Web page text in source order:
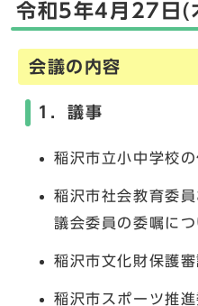
令和5年4月27日(
会議の内容
1．議事
稲沢市立小中学校
稲沢市社会教育委
議会委員の委嘱につ
稲沢市文化財保護
稲沢市スポーツ推